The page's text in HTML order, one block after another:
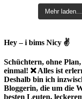
Mehr laden...
Hey – i bims Nicy ✌
Schüchtern, ohne
einmal! ❌ Alles ist
Deshalb bin ich
Bloggerin, die um die
besten Leuten,